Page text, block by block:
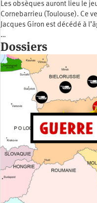
Les obsèques auront lieu le
Cornebarrieu (Toulouse). Ce
Jacques Giron est décédé à
…
Dossiers